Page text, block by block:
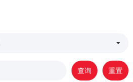
查询 重置